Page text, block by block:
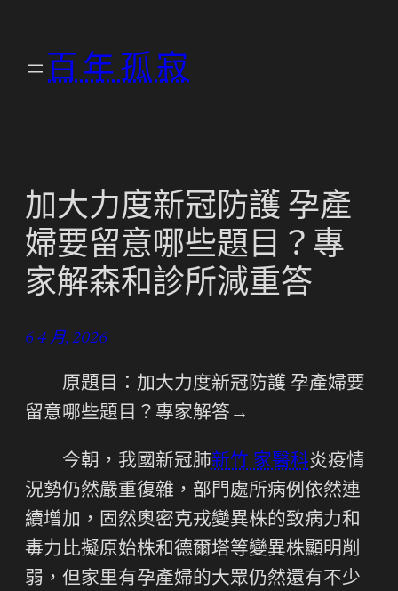
百年孤寂
加大力度新冠防護 孕產
婦要留意哪些題目？專
家解森和診所減重答
6 4 月, 2026
原題目：加大力度新冠防護 孕產婦要
留意哪些題目？專家解答→
今朝，我國新冠肺新竹 家醫科炎疫情
況勢仍然嚴重復雜，部門處所病例依然連
續增加，固然奧密克戎變異株的致病力和
毒力比擬原始株和德爾塔等變異株顯明削
弱，但家里有孕產婦的大眾仍然還有不少